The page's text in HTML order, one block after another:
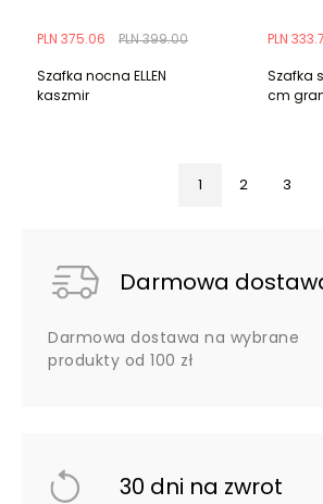
PLN 399.00
PLN 375.06
Szafka nocna ELLEN
kaszmir
PLN
Szafka
cm
1 2 3
Darmowa
Darmowa dostawa na wybrane
produkty od 100 zł
30 dni na zwrot